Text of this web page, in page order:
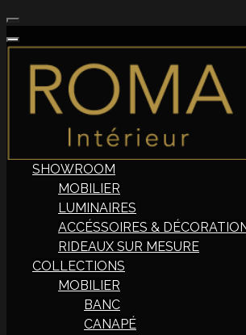
SHOWROOM
MOBILIER
LUMINAIRES
ACCÉSSOIRES &
RIDEAUX SUR MESURE
COLLECTIONS
MOBILIER
BANC
CANAPÉ